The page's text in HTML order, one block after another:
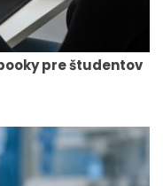
pre študentov